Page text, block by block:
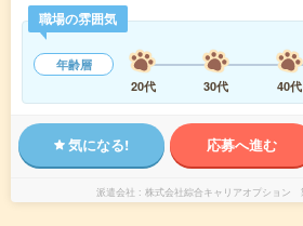
職場の雰囲気
年齢層
20代
30代 40代
気になる! 応募へ進む
派遣会社 株式会社綜合キャリアオプション